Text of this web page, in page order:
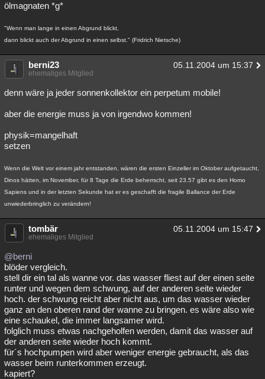
ölmagnaten *g*
"Wenn man lange in einen Abgrund blickt,
dann blickt auch der Abgrund in einen selbst." (Fridrich Nietsche)
berni23 05.11.2004 um 15:37
ehemaliges Mitglied
denn wäre ja jeder sonnenkollektor ein perpetum mobile!
aber die energie muss ja von irgendwo kommen!
physik=mangelhaft
setzen
Wenn die Welt vor einem jahr entstanden, wären die ersten Einzeller im Oktober aufgetaucht,
Dinos hätten, im November, für 8 Tage die Erde beherrscht, seit 23.57 gibt es den Homo
Sapiens und in der letzten Sekunde hat er es geschafft die fragile Ballance der Erde
unwiederbringlich zu verändern!
tombär 05.11.2004 um 15:47
ehemaliges Mitglied
@berni
blöder vergleich.
stell dir ein tal als wanne vor. das wasser fliest auf der einen seite
runter und wegen dem schwung, auf der anderen seite wieder
hoch. der schwung reicht aber nicht aus, um das wasser wieder
ganz an den oberen rand der wanne zu bringen. es wäre also wie
eine schaukel, die immer langsamer wird.
folglich muss etwas nachgeholfen werden, damit das wasser auf
der anderen seite wieder hoch kommt.
für´s hochpumpen wird aber weniger energie gebraucht, als das
wasser beim runterkommen erzeugt.
kapiert?